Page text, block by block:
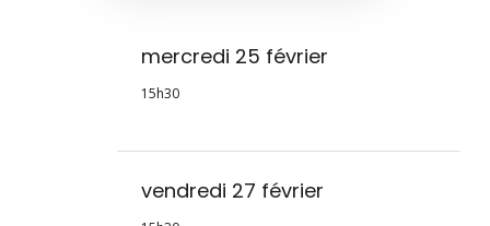
mercredi 25 février
15h30
vendredi 27 février